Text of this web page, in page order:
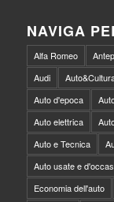
NAVIGA
Alfa Romeo
Audi
Auto d'epoca
Auto elettrica
Auto e Tecnica
Auto usate e
Economia dell'auto